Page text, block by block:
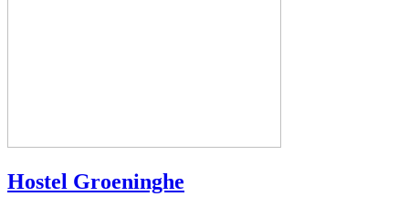
Hostel Groeninghe